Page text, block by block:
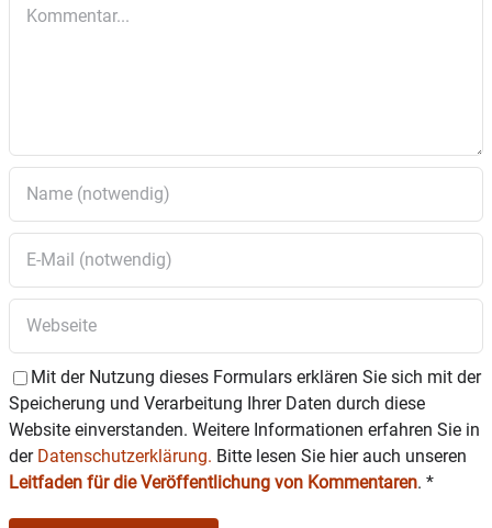
Die Familienführung und die Workshops werden von
HolztechnischesMuseum@rosenheim.de erforderlich
Mit der Nutzung dieses Formulars erklären Sie sich mit der
Speicherung und Verarbeitung Ihrer Daten durch diese
Website einverstanden. Weitere Informationen erfahren Sie in
der Datenschutzerklärung. Bitte lesen Sie hier auch unseren
Leitfaden für die Veröffentlichung von Kommentaren. *